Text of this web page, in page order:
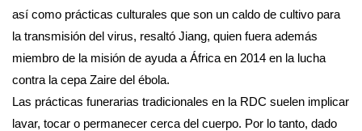
así como prácticas culturales que son un caldo de cultivo para
la transmisión del virus, resaltó Jiang, quien fuera además
miembro de la misión de ayuda a África en 2014 en la lucha
contra la cepa Zaire del ébola.
Las prácticas funerarias tradicionales en la RDC suelen implicar
lavar, tocar o permanecer cerca del cuerpo. Por lo tanto, dado